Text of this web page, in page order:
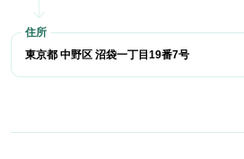
東京都 中野区 沼袋一丁目19番7号